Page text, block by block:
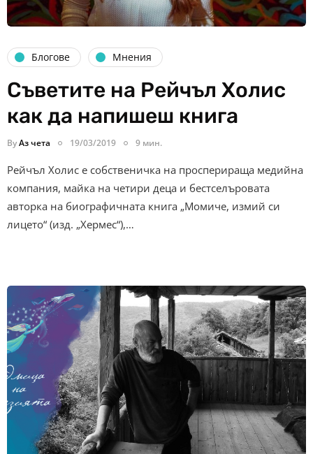
Блогове Мнения
Съветите на Рейчъл Холис
как да напишеш книга
ByАз чета 19/03/2019 9 мин.
Рейчъл Холис е собственичка на просперираща медийна
компания, майка на четири деца и бестселъровата
авторка на биографичната книга „Момиче, измий си
лицето“ (изд. „Хермес“),…